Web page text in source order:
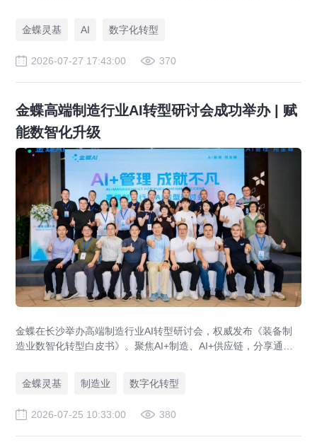
链、AI 设计全场景。
金蝶灵基 AI 数字化转型
2026-07-27 17:43:00 370
金蝶高端制造行业AI转型研讨会成功举办 | 赋
能数智化升级
金蝶在长沙举办高端制造行业AI转型研讨会，权威发布《装备制
造业数智化转型白皮书》。聚焦AI+制造、AI+供应链，分享通威
金蝶灵基
制造业 数字化转型
2026-07-25 10:33:00 380